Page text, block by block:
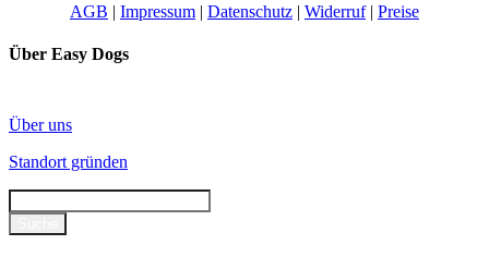
AGB | Impressum | Datenschutz | Widerruf| Preise
Über Easy Dogs
Über uns
Standort gründen